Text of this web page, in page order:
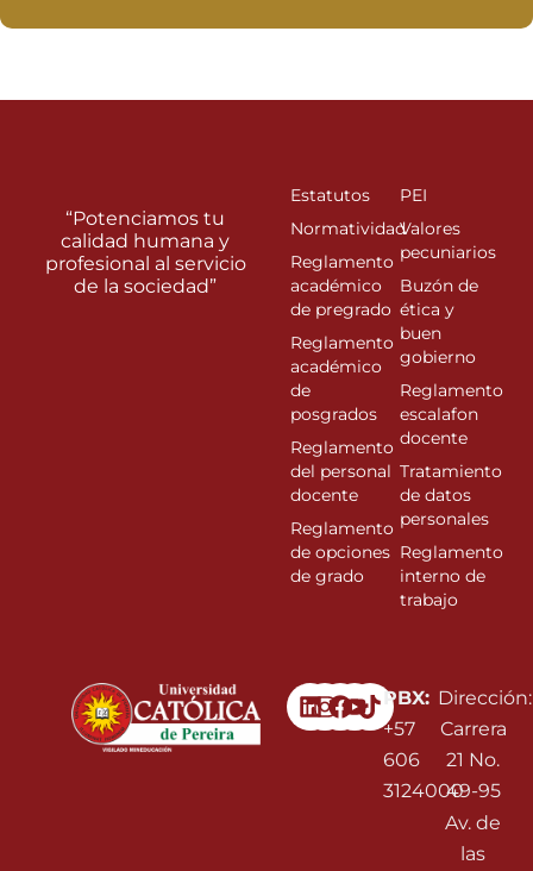
Linkedin
Instagram
Facebook
Youtube
PBX:
+57
606
3124000
Dirección:
Carrera
21 No.
49-95
Av. de
las
“Potenciamos tu
calidad humana y
profesional al servicio
de la sociedad”
Estatutos
Normatividad
Reglamento
académico
de pregrado
Reglamento
académico
de
posgrados
Reglamento
del personal
docente
Reglamento
de opciones
de grado
PEI
Valores
pecuniarios
Buzón de
ética y
buen
gobierno
Reglamento
escalafon
docente
Tratamiento
de datos
personales
Reglamento
interno de
trabajo